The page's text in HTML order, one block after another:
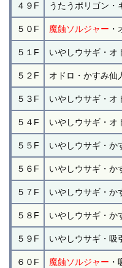
４９F うたうポリゴン・
５０F 魔蝕ソルジャー
５１F いやしウサギ・オ
５２F オドロ・かすみ仙
５３F いやしウサギ・オ
５４F いやしウサギ・オ
５５F いやしウサギ・か
５６F いやしウサギ・か
５７F いやしウサギ・か
５８F いやしウサギ・か
５９F いやしウサギ・吸
６０F 魔蝕ソルジャー